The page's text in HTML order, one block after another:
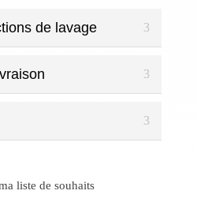
de lavage
liste de souhaits